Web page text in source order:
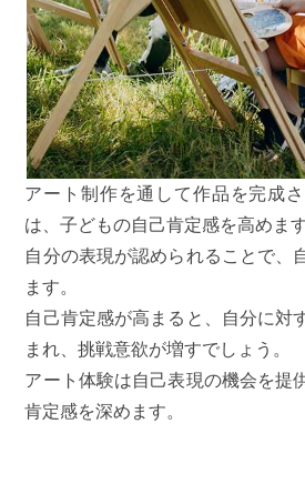
アート制作を通して作品を完成
は、子どもの自己肯定感を高めます
自分の表現が認められることで、
ます。
自己肯定感が高まると、自分に対
まれ、挑戦意欲が増すでしょう。
アート体験は自己表現の機会を提
肯定感を深めます。